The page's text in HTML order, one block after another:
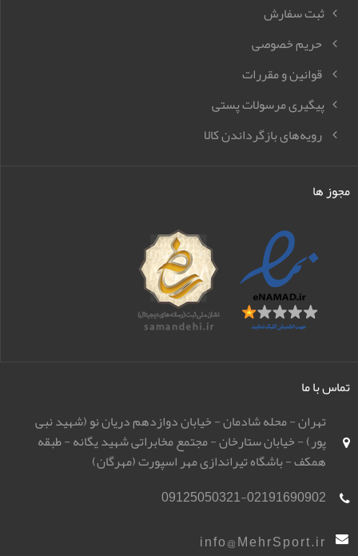
ثبت سفارش
حریم خصوصی
قوانین و مقررات
پیگیری مرسولات پستی
رویه‌های بازگرداندن کالا
مجوز ها
تماس با ما
تهران - محله شادمان - خیابان دوازدهم دریان نو (شهید نبی
پور) - خیابان ستارخان - مجتمع مخابراتی شهید یگانه - طبقه
همکف - باشگاه تیراندازی مهر اسپورت (مهرگان)
09125050321-02191690902
info@MehrSport.ir